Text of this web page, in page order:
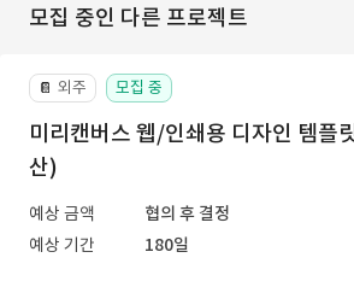
모집 중인 다른 프로젝트
📔 외주 모집 중
미리캔버스 웹/인쇄용 디자인 템플
산)
예상 금액
협의 후 결정
예상 기간
180일